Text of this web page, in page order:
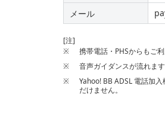
メール
[注]
※
携帯電話・PHSからもご
※
音声ガイダンスが流れま
※
Yahoo! BB ADSL 電話加
だけません。